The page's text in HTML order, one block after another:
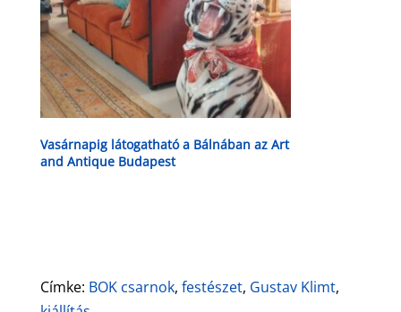
Vasárnapig látogatható a Bálnában az Art
and Antique Budapest
Címke: BOK csarnok, festészet, Gustav Klimt,